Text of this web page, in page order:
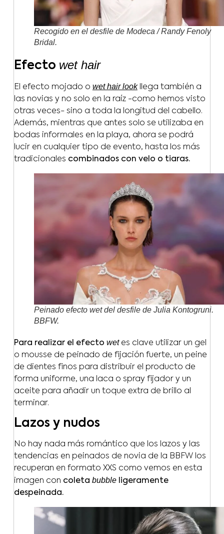
Recogido en el desfile de Modeca / Randy Fenoly
Bridal.
Efecto wet hair
El efecto mojado o wet hair lookllega también a
las novias y no solo en la raíz -como hemos visto
otras veces- sino a toda la longitud del cabello.
Además, mientras que antes solo se utilizaba en
bodas informales en la playa, ahora se podrá
lucir en cualquier tipo de evento, hasta los más
tradicionales combinados con velo o tiaras.
Peinado efecto wet del desfile de Julia Kontogruni.
BBFW.
Para realizar el efecto wet es clave utilizar un gel
o mousse de peinado de fijación fuerte, un peine
de dientes finos para distribuir el producto de
forma uniforme, una laca o spray fijador y un
aceite para añadir un toque extra de brillo al
terminar.
Lazos y nudos
No hay nada más romántico que los lazos y las
tendencias en peinados de novia de la BBFW los
recuperan en formato XXS como vemos en esta
imagen con coleta bubbleligeramente
despeinada.